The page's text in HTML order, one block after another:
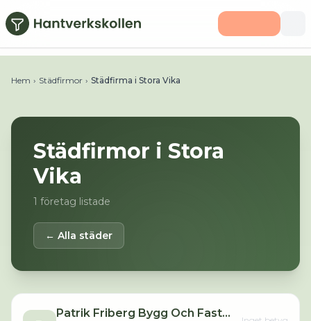
Hoppa till huvudinnehåll
Hem › Städfirmor › Städfirma i Stora Vika
Städfirmor i Stora
Vika
1 företag listade
← Alla städer
Patrik Friberg Bygg Och Fastighet AB